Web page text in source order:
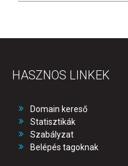
HASZNOS LINKEK
Domain kereső
Statisztikák
Szabályzat
Belépés tagoknak